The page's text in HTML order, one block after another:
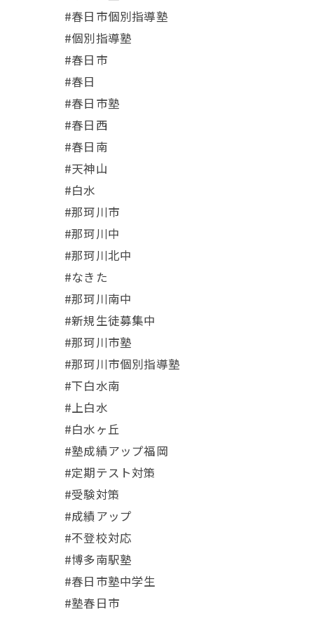
#春日市個別指導塾
#個別指導塾
#春日市
#春日
#春日市塾
#春日西
#春日南
#天神山
#白水
#那珂川市
#那珂川中
#那珂川北中
#なきた
#那珂川南中
#新規生徒募集中
#那珂川市塾
#那珂川市個別指導塾
#下白水南
#上白水
#白水ヶ丘
#塾成績アップ福岡
#定期テスト対策
#受験対策
#成績アップ
#不登校対応
#博多南駅塾
#春日市塾中学生
#塾春日市